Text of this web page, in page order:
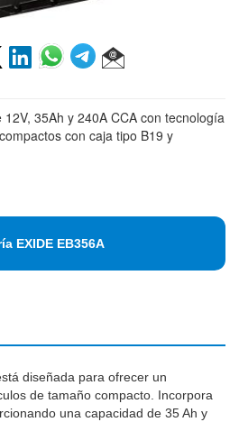
12V, 35Ah y 240A CCA con tecnología
con caja tipo B19 y
EXIDE EB356A
diseñada para ofrecer un
de tamaño compacto. Incorpora
una capacidad de 35 Ah y